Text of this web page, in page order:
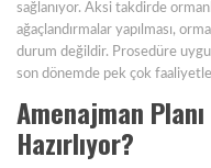
sağlanıyor. Aksi takdirde
ağaçlandırmalar yapılması,
durum değildir. Prosedüre
son dönemde pek çok
Amenajman Planı
Hazırlıyor?